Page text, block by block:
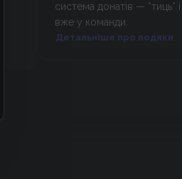
система донатів — *тиць*
вже у команди.
Детальніше про подяки